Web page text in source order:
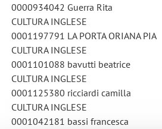
0000934042 Guerra Rita
CULTURA INGLESE
0001197791 LA PORTA ORIANA PIA
CULTURA INGLESE
0001101088 bavutti beatrice
CULTURA INGLESE
0001125380 ricciardi camilla
CULTURA INGLESE
0001042181 bassi francesca